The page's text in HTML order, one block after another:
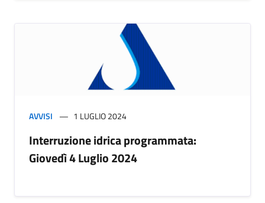
AVVISI 1 LUGLIO 2024
Interruzione idrica programmata:
Giovedì 4 Luglio 2024